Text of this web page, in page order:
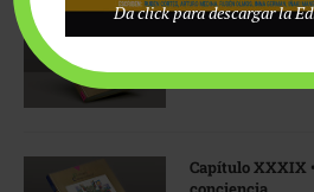
Capítulo XL •
Capítulo XXXIX
Da click para descargar la